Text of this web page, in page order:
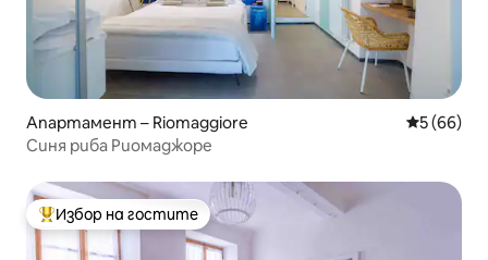
Апартамент – Riomaggiore Средна
5 (66)
Синя риба Риомаджоре
Най-популярен избор на гостите
Избор на гостите